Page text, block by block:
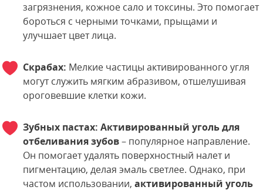
загрязнения, кожное сало и токсины. Это помогает
бороться с черными точками, прыщами и
улучшает цвет лица.
Скрабах: Мелкие частицы активированного угля
могут служить мягким абразивом, отшелушивая
ороговевшие клетки кожи.
Зубных пастах: Активированный уголь для
отбеливания зубов– популярное направление.
Он помогает удалять поверхностный налет и
пигментацию, делая эмаль светлее. Однако, при
частом использовании,активированный уголь